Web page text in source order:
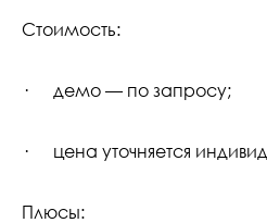
Стоимость:
· демо — по запросу;
· цена уточняется
Плюсы: